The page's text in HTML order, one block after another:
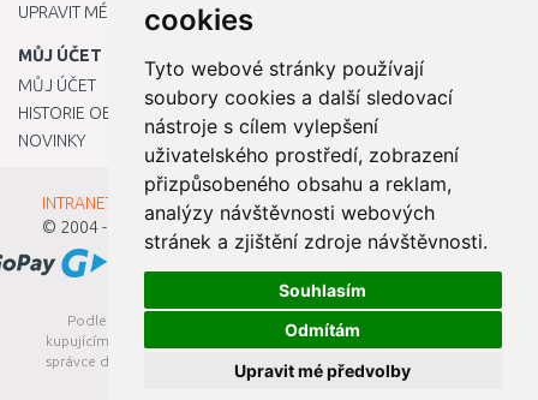
cookies
Tyto webové stránky používají
soubory cookies a další sledovací
nástroje s cílem vylepšení
uživatelského prostředí, zobrazení
přizpůsobeného obsahu a reklam,
analýzy návštěvnosti webových
stránek a zjištění zdroje návštěvnosti.
Souhlasím
Odmítám
Upravit mé předvolby
UPRAVIT MÉ PŘEDVOLBY COOKIES
MŮJ ÚČET
MŮJ ÚČET
HISTORIE OBJEDNÁVEK
NOVINKY
INTRANET - Přihlášení pro zaměstnance
© 2004 - 2026
Kamody s.r.o.
Podle zákona o evidenci tržeb je prodávající povinen vystavit
kupujícímu účtenku. Zároveň je povinen zaevidovat přijatou tržbu u
správce daně online; v případě technického výpadku pak nejpozději
do 48 hodin.